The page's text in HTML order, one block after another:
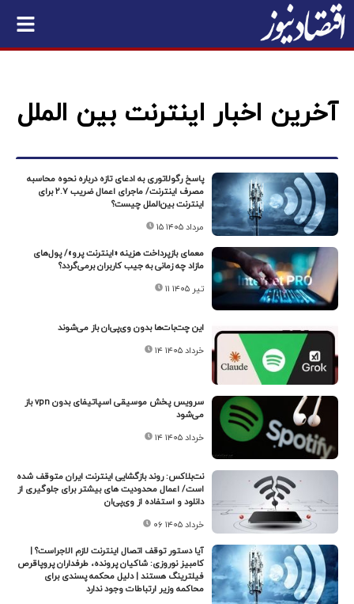
آخرین اخبار اینترنت بین الملل
پاسخ رگولاتوری به ادعای تازه درباره نحوه محاسبه
مصرف اینترنت/ ماجرای اعمال ضریب ۲.۷ برای
اینترنت بین‌الملل چیست؟
۱۵ مرداد ۱۴۰۵
معمای بازپرداخت هزینه «اینترنت پرو»/ پول‌های
مازاد چه زمانی به جیب کاربران برمی‌گردد؟
۱۱ تیر ۱۴۰۵
این چت‌بات‌ها بدون وی‌پی‌ان باز می‌شوند
۱۴ خرداد ۱۴۰۵
سرویس پخش موسیقی اسپاتیفای بدون vpn باز
می‌شود
۱۴ خرداد ۱۴۰۵
نت‌بلاکس: روند بازگشایی اینترنت ایران متوقف شده
است/ اعمال محدودیت های بیشتر برای جلوگیری از
دانلود و استفاده از وی‌پی‌ان
۰۶ خرداد ۱۴۰۵
آیا دستور توقف اتصال اینترنت لازم الاجراست؟ |
کامبیز نوروزی: شاکیان پرونده، طرفداران پروپاقرص
فیلترینگ هستند | دلیل محکمه پسندی برای
محاکمه وزیر ارتباطات وجود ندارد